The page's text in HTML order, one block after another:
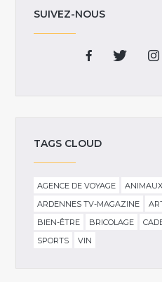
SUIVEZ-NOUS
TAGS CLOUD
AGENCE DE VOYAGE ANIMAUX
ARDENNES TV-MAGAZINE
BIEN-ÊTRE
BRICOLAGE
SPORTS
VIN